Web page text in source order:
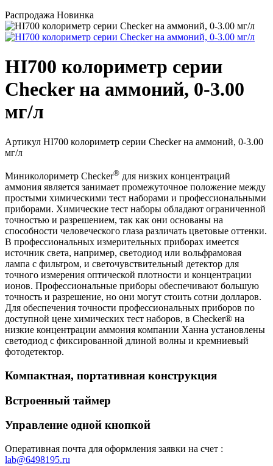
Распродажа Новинка
HI700 колориметр серии
Checker на аммоний, 0-3.00
мг/л
Артикул HI700 колориметр серии Checker на аммоний, 0-3.00
мг/л
Миниколориметр Checker® для низких концентраций
аммония является занимает промежуточное положение между
простыми химическими тест наборами и профессиональными
приборами. Химические тест наборы обладают ограниченной
точностью и разрешением, так как они основаны на
способности человеческого глаза различать цветовые оттенки.
В профессиональных измерительных приборах имеется
источник света, например, светодиод или вольфрамовая
лампа с фильтром, и светочувствительный детектор для
точного измерения оптической плотности и концентрации
ионов. Профессиональные приборы обеспечивают большую
точность и разрешение, но они могут стоить сотни долларов.
Для обеспечения точности профессиональных приборов по
доступной цене химических тест наборов, в Checker® на
низкие концентрации аммония компании Ханна установлены
светодиод с фиксированной длиной волны и кремниевый
фотодетектор.
Компактная, портативная конструкция
Встроенный таймер
Управление одной кнопкой
Оперативная почта для оформления заявки на счет :
lab@6498195.ru